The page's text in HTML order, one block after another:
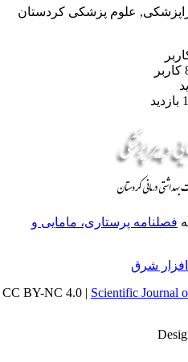
علوم پزشکی کردستان
فصلنامه پرستاری، مامایی و
شرق
Scientific